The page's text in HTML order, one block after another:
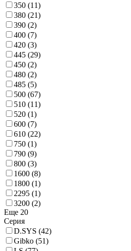
350 (11)
380 (21)
390 (2)
400 (7)
420 (3)
445 (29)
450 (2)
480 (2)
485 (5)
500 (67)
510 (11)
520 (1)
600 (7)
610 (22)
750 (1)
790 (9)
800 (3)
1600 (8)
1800 (1)
2295 (1)
3200 (2)
Еще 20
Серия
D.SYS (42)
Gibko (51)